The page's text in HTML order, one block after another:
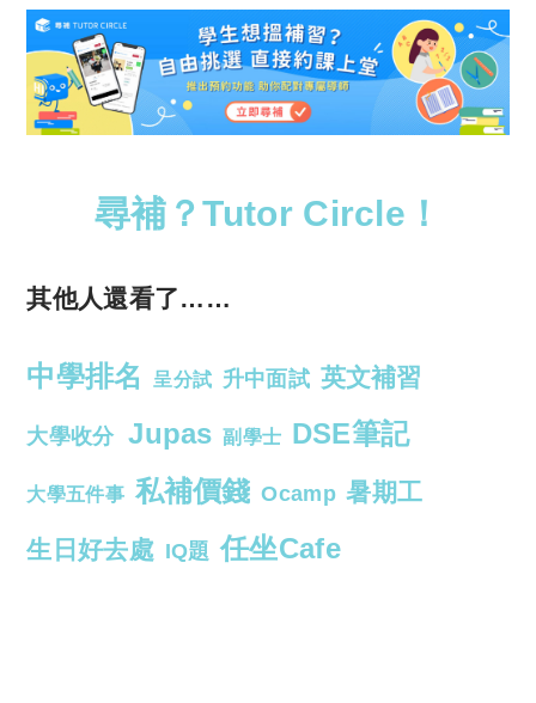
尋補？Tutor Circle！
其他人還看了……
中學排名 呈分試 升中面試 英文補習
大學收分 Jupas 副學士 DSE筆記
大學五件事 私補價錢 Ocamp 暑期工
生日好去處 IQ題 任坐Cafe